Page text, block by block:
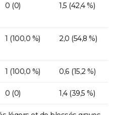
0 (0) 1,5 (42,4 %)
1 (100,0 %) 2,0 (54,8 %)
1 (100,0 %) 0,6 (15,2 %)
0 (0) 1,4 (39,5 %)